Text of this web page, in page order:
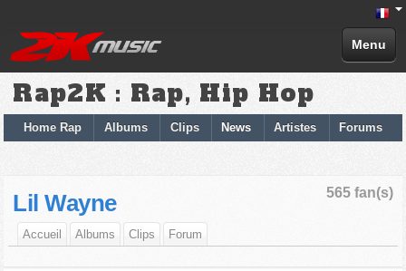
Menu
Rap2K : Rap, Hip Hop
Home Rap Albums Clips News Artistes Forums
565 fan(s)
Lil Wayne
Accueil Albums Clips Forum